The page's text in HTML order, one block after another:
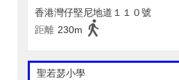
香港灣仔堅尼地道１１０號
距離 230m
聖若瑟小學